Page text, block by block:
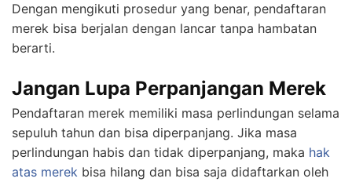
Dengan mengikuti prosedur yang benar, pendaftaran
merek bisa berjalan dengan lancar tanpa hambatan
berarti.
Jangan Lupa Perpanjangan Merek
Pendaftaran merek memiliki masa perlindungan selama
sepuluh tahun dan bisa diperpanjang. Jika masa
perlindungan habis dan tidak diperpanjang, maka hak
atas merek bisa hilang dan bisa saja didaftarkan oleh